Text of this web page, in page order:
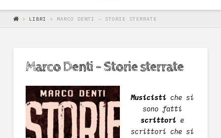
> LIBRI > MARCO DENTI – STORIE STERRATE
Marco Denti – Storie sterrate
Musicistiche si
sono fatti
scrittorie
scrittori che si